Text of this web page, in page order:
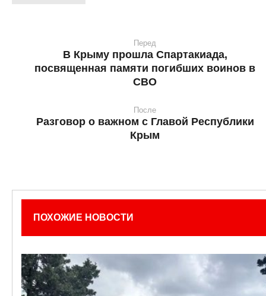
Перед
В Крыму прошла Спартакиада,
посвященная памяти погибших воинов в
СВО
После
Разговор о важном с Главой Республики
Крым
ПОХОЖИЕ НОВОСТИ